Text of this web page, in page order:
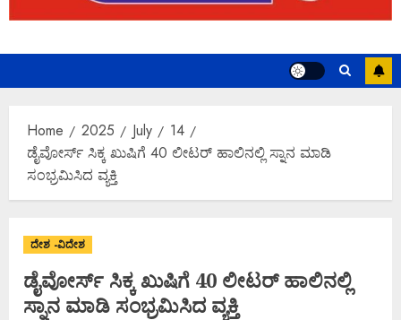
Home 2025 July
14
ಡೈವೋರ್ಸ್ ಸಿಕ್ಕ ಖುಷಿಗೆ 40 ಲೀಟರ್ ಹಾಲಿನಲ್ಲಿ ಸ್ನಾನ ಮಾಡಿ
ಸಂಭ್ರಮಿಸಿದ ವ್ಯಕ್ತಿ
ದೇಶ -ವಿದೇಶ
ಡೈವೋರ್ಸ್ ಸಿಕ್ಕ ಖುಷಿಗೆ 40 ಲೀಟರ್ ಹಾಲಿನಲ್ಲಿ
ಸ್ನಾನ ಮಾಡಿ ಸಂಭ್ರಮಿಸಿದ ವ್ಯಕ್ತಿ